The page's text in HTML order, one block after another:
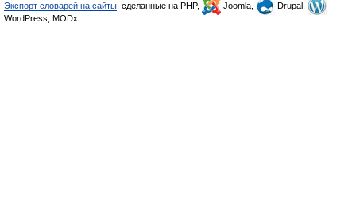
Экспорт словарей на сайты , сделанные на PHP, Joomla,
Drupal,
WordPress, MODx.